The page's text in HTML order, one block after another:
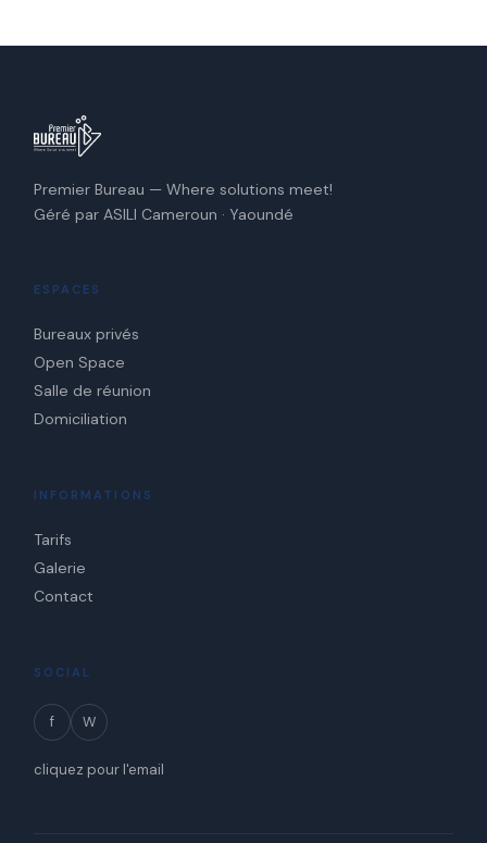
Premier Bureau — Where solutions meet!
Géré par ASILI Cameroun · Yaoundé
ESPACES
Bureaux privés
Open Space
Salle de réunion
Domiciliation
INFORMATIONS
Tarifs
Galerie
Contact
SOCIAL
f W
cliquez pour l'email